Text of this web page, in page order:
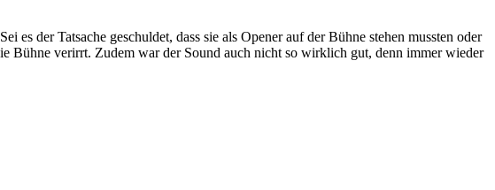
der Tatsache geschuldet, dass sie als Opener auf der Bühne stehen mussten oder
Bühne verirrt. Zudem war der Sound auch nicht so wirklich gut, denn immer wieder